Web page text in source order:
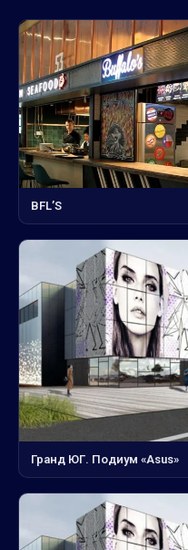
BFL’S
Гранд ЮГ. Подиум «Asus»